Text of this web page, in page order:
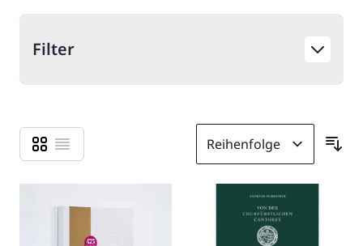
Filter
Anzeigen als
ListeListe